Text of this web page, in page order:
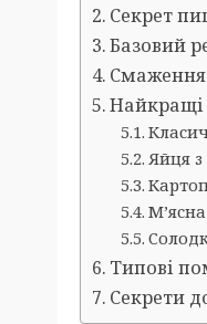
Секрет
Базовий
Смаження
Найкращі
Яйця
М’ясна
Типові
Секрети